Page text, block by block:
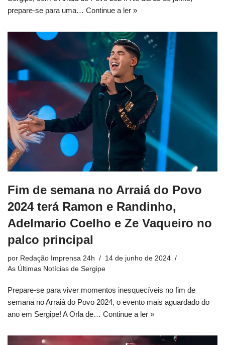
prepare-se para uma… Continue a ler »
Fim de semana no Arraiá do Povo
2024 terá Ramon e Randinho,
Adelmario Coelho e Ze Vaqueiro no
palco principal
por Redação Imprensa 24h
14 de junho de 2024
As Últimas Notícias de Sergipe
Prepare-se para viver momentos inesquecíveis no fim de
semana no Arraiá do Povo 2024, o evento mais aguardado do
ano em Sergipe! A Orla de… Continue a ler »